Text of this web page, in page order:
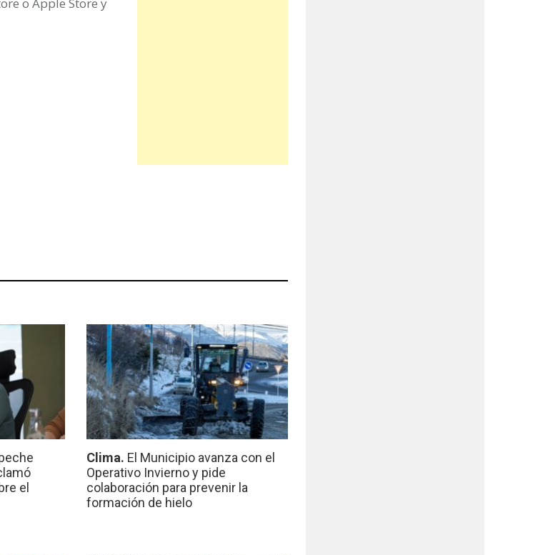
el
Clima. El Municipio avanza con el
Operativo Invierno y pide
colaboración para prevenir la
formación de hielo